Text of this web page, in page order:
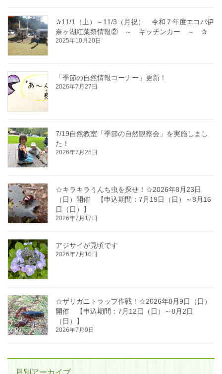
✰11/1（土）～11/3（月祝） 令和７年度エコパ伊
奈ヶ湖紅葉祭情報② ～ キッチンカー ～ ✰
2025年10月20日
「季節の自然情報コーナー」更新！
2026年7月27日
7/19自然教室「季節の自然観察会」を実施しまし
た！
2026年7月26日
☆キラキラうんち虫を探せ！☆2026年8月23日
（日）開催 【申込期間：7月19日（日）～8月16
日（日）】
2026年7月17日
アジサイが見頃です
2026年7月10日
☆ザリガニトラップ作戦！☆2026年8月9日（日）
開催 【申込期間：7月12日（日）～8月2日
（日）】
2026年7月9日